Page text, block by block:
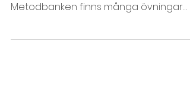
Jag har samlat alla mina lära känna-
Metodbanken finns många övningar